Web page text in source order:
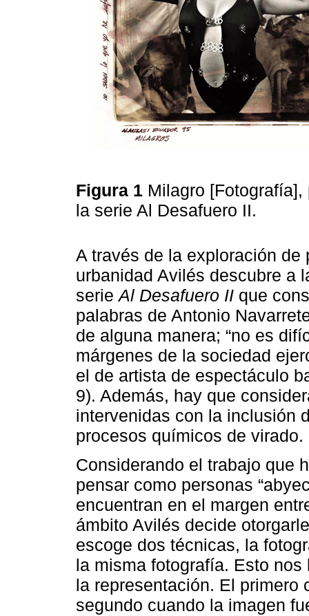
Figura 1 Milagro
la serie Al Desafuero II.
A través de la exploración de
urbanidad Avilés descubre a
serieAl Desafuero II que
palabras de Antonio
de alguna manera; “no es
márgenes de la sociedad
el de artista de espectáculo
9). Además, hay que
intervenidas con la inclusión
procesos químicos de virado.
Considerando el trabajo que
pensar como personas
encuentran en el margen
ámbito Avilés decide
escoge dos técnicas, la
la misma fotografía. Esto
la representación. El primero
segundo cuando la imagen